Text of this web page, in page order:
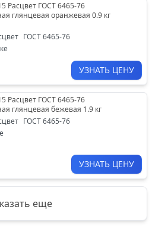
Расцвет ГОСТ 6465-76
глянцевая оранжевая 0.9 кг
ГОСТ 6465-76
УЗНАТЬ ЦЕНУ
Расцвет ГОСТ 6465-76
глянцевая бежевая 1.9 кг
ГОСТ 6465-76
УЗНАТЬ ЦЕНУ
еще